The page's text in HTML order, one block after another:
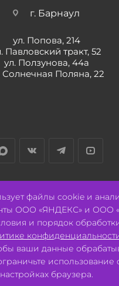
г. Барнаул
ул. Попова, 214
Павловский тракт, 52
ул. Ползунова, 44а
Солнечная Поляна, 22
г. Барнаул, ул.
ОГРН 1082221000531.
сеть магазинов для активных
Авалон
файлы cookie и
ООО «ЯНДЕКС» и ООО
и порядок
ваши данные
использование
настройках браузера.